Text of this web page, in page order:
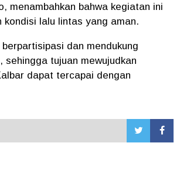
menambahkan bahwa kegiatan ini
kondisi lalu lintas yang aman.
dan mendukung
tujuan mewujudkan
dapat tercapai dengan